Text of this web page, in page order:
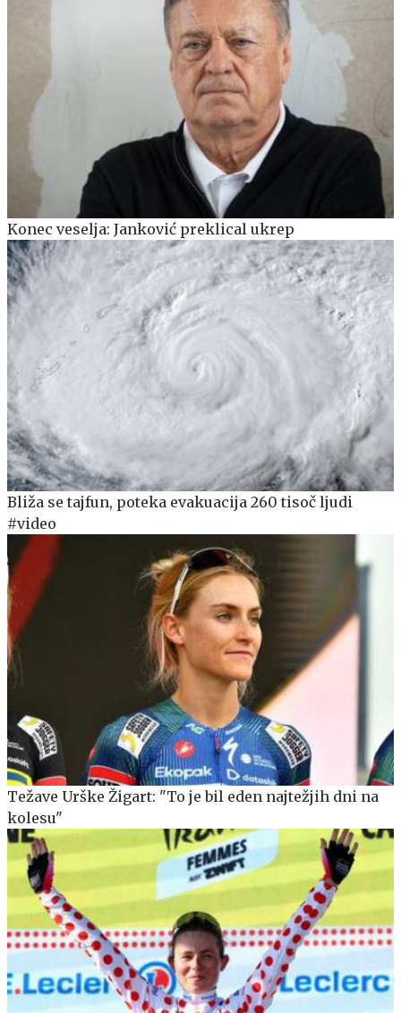
Konec veselja: Janković preklical ukrep
Bliža se tajfun, poteka evakuacija 260 tisoč ljudi
#video
Težave Urške Žigart: "To je bil eden najtežjih dni na
kolesu"